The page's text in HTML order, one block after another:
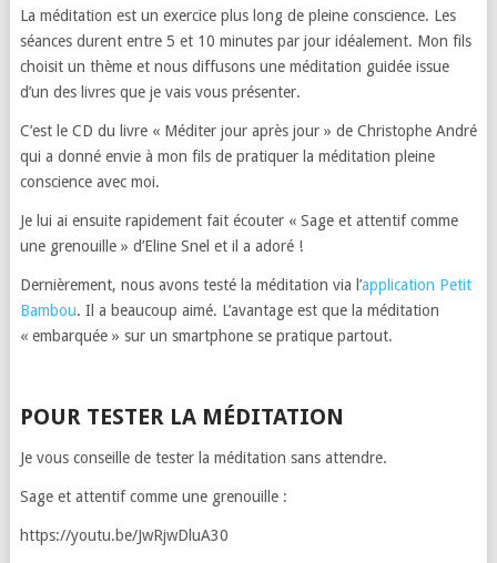
La méditation est un exercice plus long de pleine conscience. Les
séances durent entre 5 et 10 minutes par jour idéalement. Mon fils
choisit un thème et nous diffusons une méditation guidée issue
d’un des livres que je vais vous présenter.
C’est le CD du livre « Méditer jour après jour » de Christophe André
qui a donné envie à mon fils de pratiquer la méditation pleine
conscience avec moi.
Je lui ai ensuite rapidement fait écouter « Sage et attentif comme
une grenouille » d’Eline Snel et il a adoré !
Dernièrement, nous avons testé la méditation via l’application Petit
Bambou. Il a beaucoup aimé. L’avantage est que la méditation
« embarquée » sur un smartphone se pratique partout.
POUR TESTER LA MÉDITATION
Je vous conseille de tester la méditation sans attendre.
Sage et attentif comme une grenouille :
https://youtu.be/JwRjwDluA30